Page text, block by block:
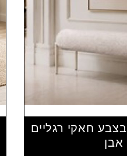
הדום RIVKA בצבע חאקי רגליים
אבן